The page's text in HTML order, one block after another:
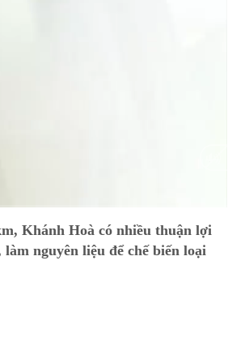
Khánh Hoà có nhiều thuận lợi
nguyên liệu để chế biến loại